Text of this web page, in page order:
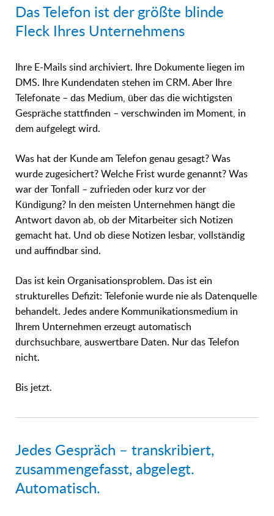
Das Telefon ist der größte blinde
Fleck Ihres Unternehmens
Ihre E-Mails sind archiviert. Ihre Dokumente liegen im
DMS. Ihre Kundendaten stehen im CRM. Aber Ihre
Telefonate – das Medium, über das die wichtigsten
Gespräche stattfinden – verschwinden im Moment, in
dem aufgelegt wird.
Was hat der Kunde am Telefon genau gesagt? Was
wurde zugesichert? Welche Frist wurde genannt? Was
war der Tonfall – zufrieden oder kurz vor der
Kündigung? In den meisten Unternehmen hängt die
Antwort davon ab, ob der Mitarbeiter sich Notizen
gemacht hat. Und ob diese Notizen lesbar, vollständig
und auffindbar sind.
Das ist kein Organisationsproblem. Das ist ein
strukturelles Defizit: Telefonie wurde nie als Datenquelle
behandelt. Jedes andere Kommunikationsmedium in
Ihrem Unternehmen erzeugt automatisch
durchsuchbare, auswertbare Daten. Nur das Telefon
nicht.
Bis jetzt.
Jedes Gespräch – transkribiert,
zusammengefasst, abgelegt.
Automatisch.